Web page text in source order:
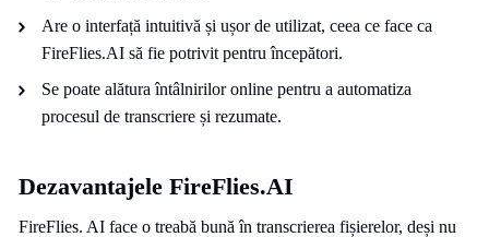
Are o interfață intuitivă și ușor de utilizat, ceea ce face ca
FireFlies.AI să fie potrivit pentru începători.
Se poate alătura întâlnirilor online pentru a automatiza
procesul de transcriere și rezumate.
Dezavantajele FireFlies.AI
FireFlies. AI face o treabă bună în transcrierea fișierelor, deși nu